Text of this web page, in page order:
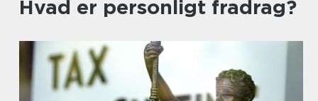
Hvad er personligt fradrag?